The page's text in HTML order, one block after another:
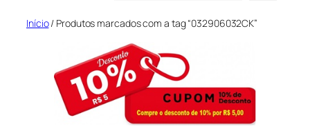
Início/ Produtos marcados com a tag “032906032CK”